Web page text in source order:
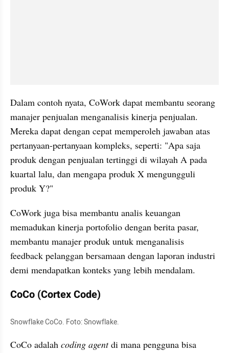
Dalam contoh nyata, CoWork dapat membantu seorang
manajer penjualan menganalisis kinerja penjualan.
Mereka dapat dengan cepat memperoleh jawaban atas
pertanyaan-pertanyaan kompleks, seperti: "Apa saja
produk dengan penjualan tertinggi di wilayah A pada
kuartal lalu, dan mengapa produk X mengungguli
produk Y?"
CoWork juga bisa membantu analis keuangan
memadukan kinerja portofolio dengan berita pasar,
membantu manajer produk untuk menganalisis
feedback pelanggan bersamaan dengan laporan industri
demi mendapatkan konteks yang lebih mendalam.
CoCo (Cortex Code)
Snowflake CoCo. Foto: Snowflake.
CoCo adalah coding agent di mana pengguna bisa